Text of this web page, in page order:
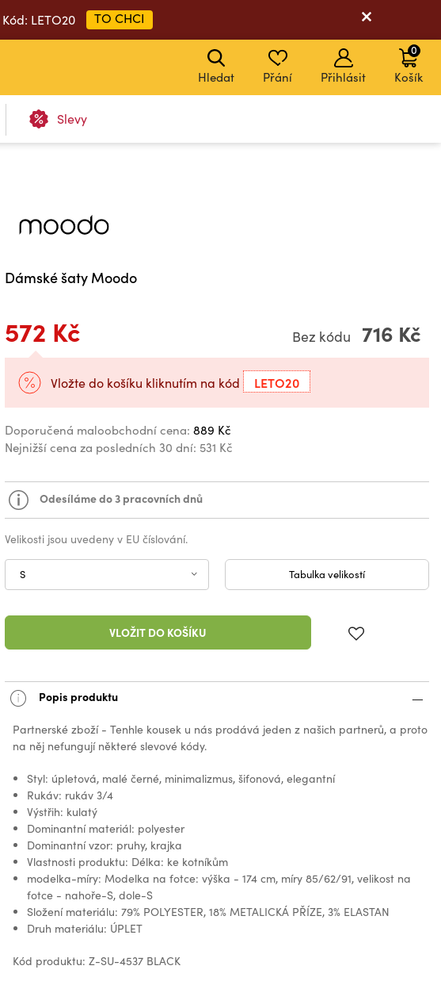
LETO20 TO CHCI
Slevy
Hledat Přání Přihlásit Košík
0
Dámské šaty Moodo
572 Kč Bez kódu 716 Kč
Vložte do košíku kliknutím na kód LETO20
Doporučená maloobchodní cena: 889 Kč
Nejnižší cena za posledních 30 dní: 531 Kč
Odesíláme do 3 pracovních dnů
Velikosti jsou uvedeny v EU číslování.
S Tabulka velikostí
VLOŽIT DO KOŠÍKU
Popis produktu
Partnerské zboží - Tenhle kousek u nás prodává jeden z našich partnerů, a proto
na něj nefungují některé slevové kódy.
Styl: úpletová, malé černé, minimalizmus, šifonová, elegantní
Rukáv: rukáv 3/4
Výstřih: kulatý
Dominantní materiál: polyester
Dominantní vzor: pruhy, krajka
Vlastnosti produktu: Délka: ke kotníkům
modelka-míry: Modelka na fotce: výška - 174 cm, míry 85/62/91, velikost na
fotce - nahoře-S, dole-S
Složení materiálu: 79% POLYESTER, 18% METALICKÁ PŘÍZE, 3% ELASTAN
Druh materiálu: ÚPLET
Kód produktu: Z-SU-4537 BLACK